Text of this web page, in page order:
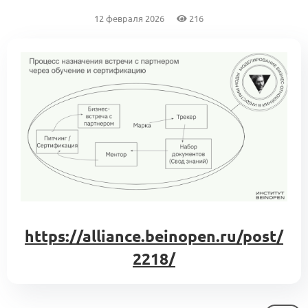
12 февраля 2026 216
https://alliance.beinopen.ru/post/
2218/